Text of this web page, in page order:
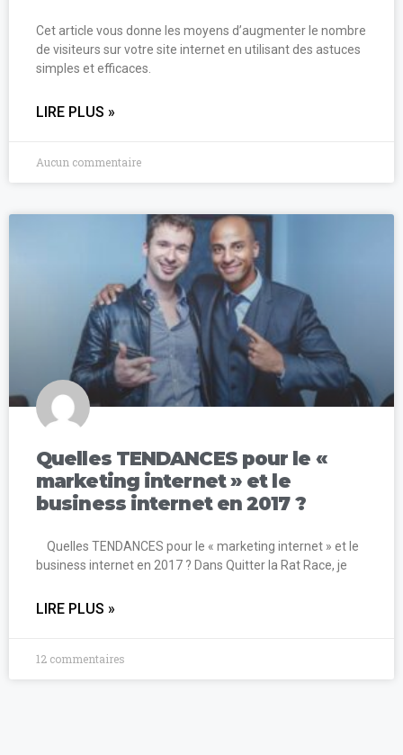
Cet article vous donne les moyens d’augmenter le nombre
de visiteurs sur votre site internet en utilisant des astuces
simples et efficaces.
LIRE PLUS »
Aucun commentaire
Quelles TENDANCES pour le «
marketing internet » et le
business internet en 2017 ?
Quelles TENDANCES pour le « marketing internet » et le
business internet en 2017 ? Dans Quitter la Rat Race, je
LIRE PLUS »
12 commentaires